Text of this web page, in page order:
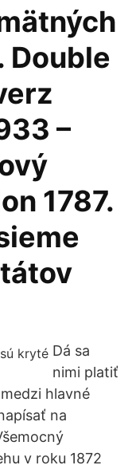
Double
–
1787.
Dá sa
nimi platiť
hlavné
na
v roku 1872